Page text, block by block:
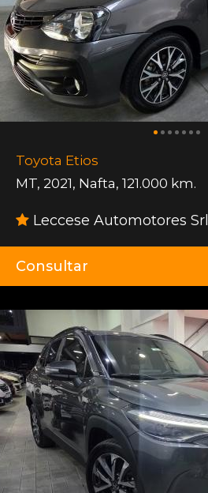
Toyota Etios
MT, 2021, Nafta, 121.000 km.
Leccese Automotores Srl
Consultar